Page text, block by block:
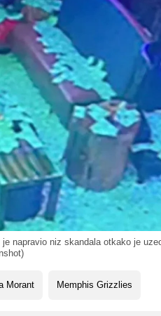
je napravio niz skandala otkako je
Morant Memphis Grizzlies